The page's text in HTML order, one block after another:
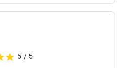
5/ 5